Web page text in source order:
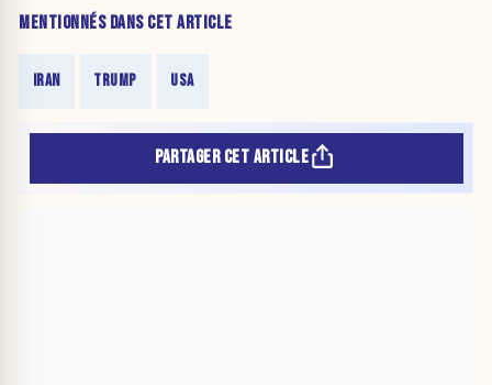
MENTIONNÉS DANS CET ARTICLE
IRAN TRUMP USA
PARTAGER CET ARTICLE